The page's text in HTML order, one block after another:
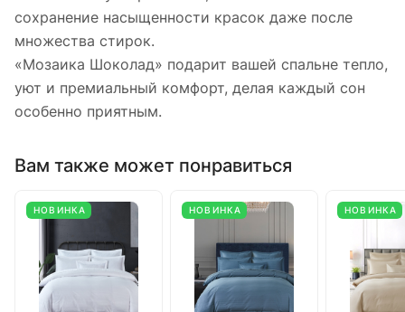
сохранение насыщенности красок даже после
множества стирок.
«Мозаика Шоколад» подарит вашей спальне тепло,
уют и премиальный комфорт, делая каждый сон
особенно приятным.
Вам также может понравиться
НОВИНКА НОВИНКА НОВИНКА